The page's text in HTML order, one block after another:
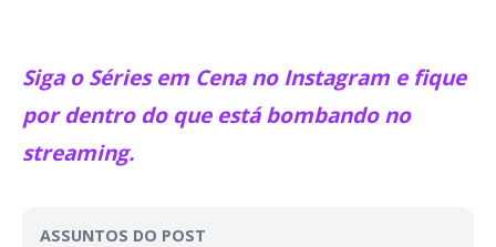
Siga o Séries em Cena no Instagram e fique
por dentro do que está bombando no
streaming.
ASSUNTOS DO POST